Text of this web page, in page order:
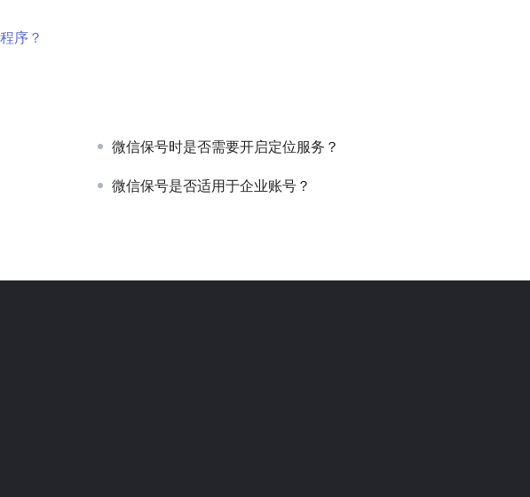
序？
微信保号时是否需要开启定位服务？
微信保号是否适用于企业账号？